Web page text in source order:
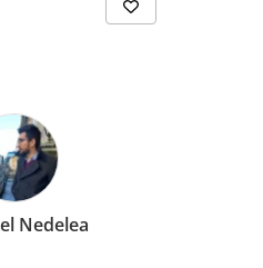
Marius Zinveliu